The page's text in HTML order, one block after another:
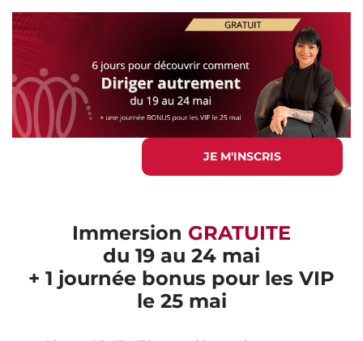
JE M'INSCRIS
Immersion GRATUITE
du 19 au 24 mai
+ 1 journée bonus pour les VIP
le 25 mai